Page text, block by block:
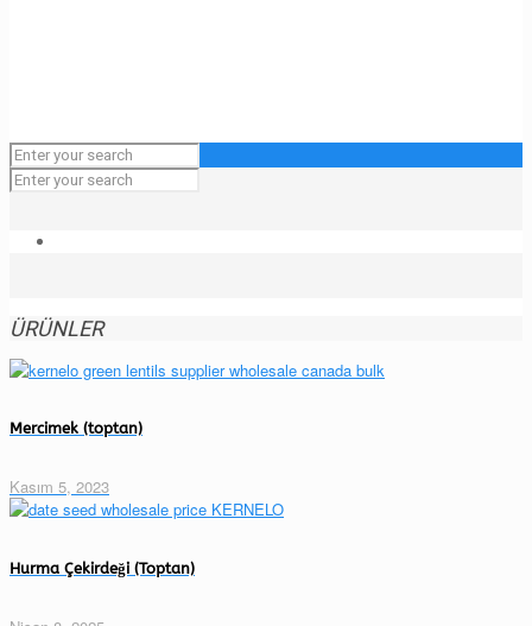
ÜRÜNLER
Mercimek (toptan)
Kasım 5, 2023
Hurma Çekirdeği (Toptan)